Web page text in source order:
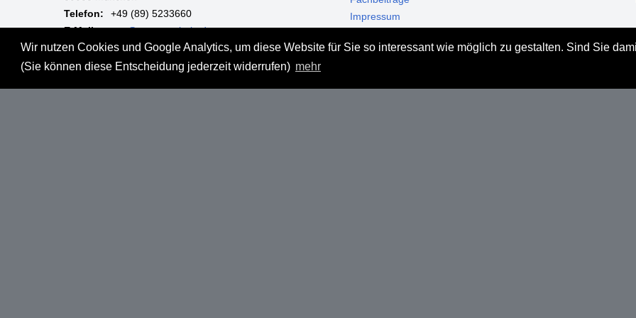
Wir nutzen Cookies und Google Analytics, um diese Website für Sie so interessant wie möglich zu gestalten. Sind Sie
(Sie können diese Entscheidung jederzeit widerrufen) mehr
Telefon:
+49 (89) 5233660
E-Mail:
mgm@muenzgalerie.de
Mo-Fr:
9:00 - 18:00 Uhr
Impressum
Haftungsausschluss